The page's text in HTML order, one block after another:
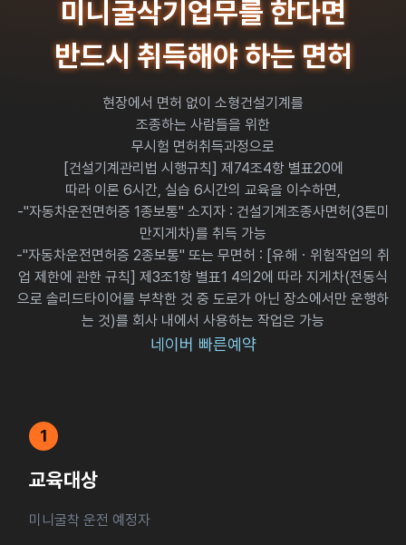
미니굴삭기업무를 한다면
반드시 취득해야 하는 면허
현장에서 면허 없이 소형건설기계를
조종하는 사람들을 위한
무시험 면허취득과정으로
[건설기계관리법 시행규칙] 제74조4항 별표20에
따라 이론 6시간, 실습 6시간의 교육을 이수하면,
-"자동차운전면허증 1종보통" 소지자 : 건설기계조종사면허(3톤미
만지게차)를 취득 가능
-"자동차운전면허증 2종보통" 또는 무면허 : [유해ㆍ위험작업의 취
업 제한에 관한 규칙] 제3조1항 별표1 4의2에 따라 지게차(전동식
으로 솔리드타이어를 부착한 것 중 도로가 아닌 장소에서만 운행하
는 것)를 회사 내에서 사용하는 작업은 가능
네이버 빠른예약
1
교육대상
미니굴착 운전 예정자